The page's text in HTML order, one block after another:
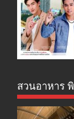
สวนอาหาร